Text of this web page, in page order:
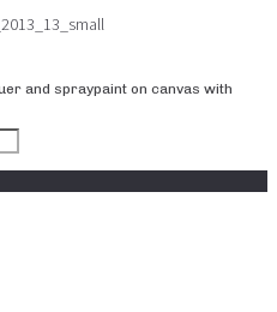
and spraypaint on canvas with